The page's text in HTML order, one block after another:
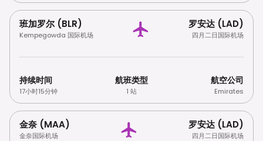
班加罗尔 (BLR)
Kempegowda 国际机场
罗安达 (LAD)
四月二日国际机场
持续时间
17小时15分钟
航班类型
1 站
航空公司
Emirates
金奈 (MAA)
金奈国际机场
罗安达 (LAD)
四月二日国际机场